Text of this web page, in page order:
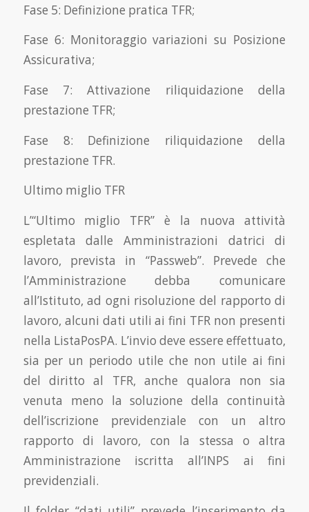
Fase 5: Definizione pratica TFR;
Fase 6: Monitoraggio variazioni su Posizione
Assicurativa;
Fase 7: Attivazione riliquidazione della
prestazione TFR;
Fase 8: Definizione riliquidazione della
prestazione TFR.
Ultimo miglio TFR
L’“Ultimo miglio TFR” è la nuova attività
espletata dalle Amministrazioni datrici di
lavoro, prevista in “Passweb”. Prevede che
l’Amministrazione debba comunicare
all’Istituto, ad ogni risoluzione del rapporto di
lavoro, alcuni dati utili ai fini TFR non presenti
nella ListaPosPA. L’invio deve essere effettuato,
sia per un periodo utile che non utile ai fini
del diritto al TFR, anche qualora non sia
venuta meno la soluzione della continuità
dell’iscrizione previdenziale con un altro
rapporto di lavoro, con la stessa o altra
Amministrazione iscritta all’INPS ai fini
previdenziali.